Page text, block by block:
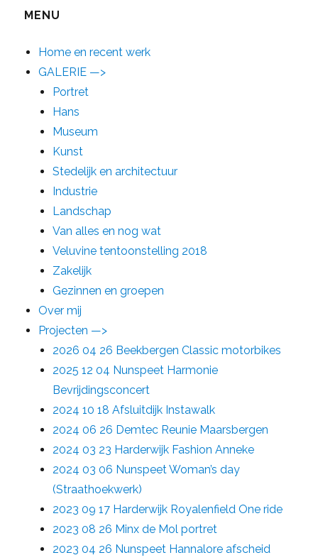
MENU
Home en recent werk
GALERIE —>
Portret
Hans
Museum
Kunst
Stedelijk en architectuur
Industrie
Landschap
Van alles en nog wat
Veluvine tentoonstelling 2018
Zakelijk
Gezinnen en groepen
Over mij
Projecten —>
2026 04 26 Beekbergen Classic motorbikes
2025 12 04 Nunspeet Harmonie
Bevrijdingsconcert
2024 10 18 Afsluitdijk Instawalk
2024 06 26 Demtec Reunie Maarsbergen
2024 03 23 Harderwijk Fashion Anneke
2024 03 06 Nunspeet Woman’s day
(Straathoekwerk)
2023 09 17 Harderwijk Royalenfield One ride
2023 08 26 Minx de Mol portret
2023 04 26 Nunspeet Hannalore afscheid